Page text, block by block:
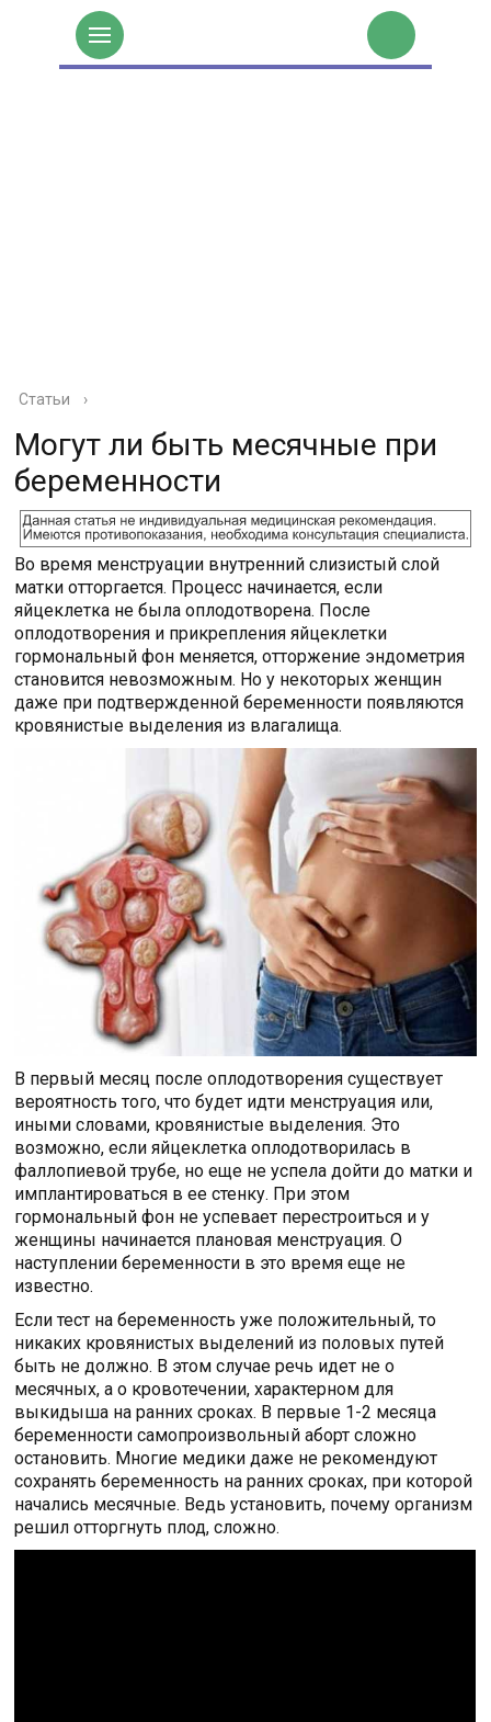
Статьи ›
Могут ли быть месячные при
беременности
Во время менструации внутренний слизистый слой
матки отторгается. Процесс начинается, если
яйцеклетка не была оплодотворена. После
оплодотворения и прикрепления яйцеклетки
гормональный фон меняется, отторжение эндометрия
становится невозможным. Но у некоторых женщин
даже при подтвержденной беременности появляются
кровянистые выделения из влагалища.
В первый месяц после оплодотворения существует
вероятность того, что будет идти менструация или,
иными словами, кровянистые выделения. Это
возможно, если яйцеклетка оплодотворилась в
фаллопиевой трубе, но еще не успела дойти до матки и
имплантироваться в ее стенку. При этом
гормональный фон не успевает перестроиться и у
женщины начинается плановая менструация. О
наступлении беременности в это время еще не
известно.
Если тест на беременность уже положительный, то
никаких кровянистых выделений из половых путей
быть не должно. В этом случае речь идет не о
месячных, а о кровотечении, характерном для
выкидыша на ранних сроках. В первые 1-2 месяца
беременности самопроизвольный аборт сложно
остановить. Многие медики даже не рекомендуют
сохранять беременность на ранних сроках, при которой
начались месячные. Ведь установить, почему организм
решил отторгнуть плод, сложно.